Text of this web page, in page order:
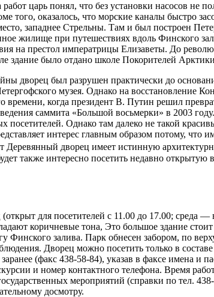
царь понял, что без установки насосов не
того, оказалось, что морские каналы быстро
западнее Стрельны. Там и был построен
жилище при путешествиях вдоль Финского
на престол императрицы Елизаветы. До
здание было отдано школе Покорителей
дворец был разрушен практически до
музея. Однако на восстановление
времени, когда президент В. Путин решил
саммита «Большой восьмерки» в 2003
посетителей. Однако там далеко не такой
интерес главным образом потому, что
Деревянный дворец имеет истинную
также интересно посетить недавно открытую
для посетителей с 11.00 до 17.00; среда
коричневые тона, Это большое здание
Финского залива. Парк обнесен забором, по
Дворец можно посетить только в
(факс 438-58-84), указав в факсе имена и
и номер контактного телефона. Время
мероприятий (справки по тел.
досмотру.